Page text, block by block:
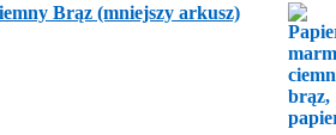
Brąz (mniejszy arkusz)